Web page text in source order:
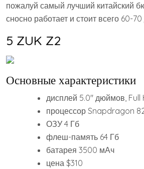
пожалуй самый лучший китайский
сносно работает и стоит всего 60-
5 ZUK Z2
Основные характеристики
дисплей 5.0″ дюймов, Full
процессор Snapdragon
ОЗУ 4 Гб
флеш-память 64 Гб
батарея 3500 мАч
цена $310